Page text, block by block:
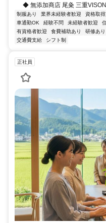
◆ 無添加商店 尾粂 三重
制服あり 業界未経験者歓迎 資格取
車通勤OK
経験不問 未経験者歓迎
有資格者歓迎
食費補助あり 研修あり
交通費支給
シフト制
正社員